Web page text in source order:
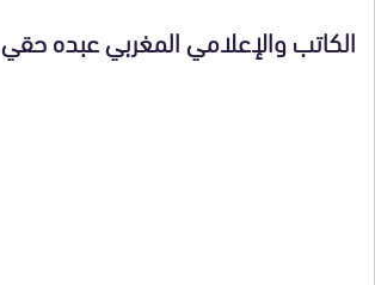
الكاتب والإعلامي المغربي عبده حقي